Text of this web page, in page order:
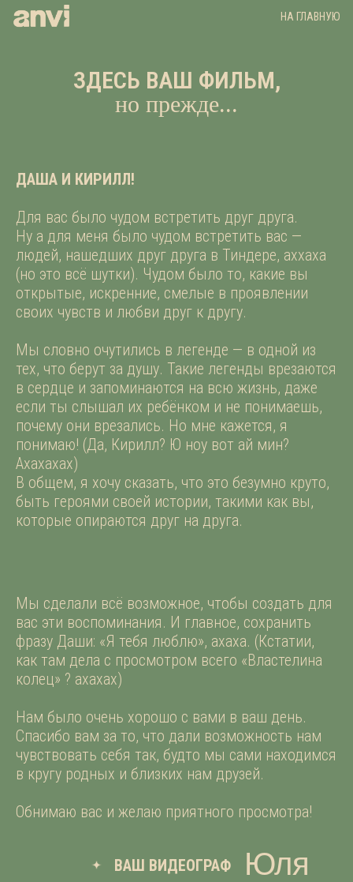
ЗДЕСЬ ВАШ ФИЛЬМ,
но прежде...
ДАША И КИРИЛЛ!
Для вас было чудом встретить друг друга.
Ну а для меня было чудом встретить вас —
людей, нашедших друг друга в Тиндере, аххаха
(но это всё шутки). Чудом было то, какие вы
открытые, искренние, смелые в проявлении
своих чувств и любви друг к другу.
Мы словно очутились в легенде — в одной из
тех, что берут за душу. Такие легенды врезаются
в сердце и запоминаются на всю жизнь, даже
если ты слышал их ребёнком и не понимаешь,
почему они врезались. Но мне кажется, я
понимаю! (Да, Кирилл? Ю ноу вот ай мин?
Ахахахах)
В общем, я хочу сказать, что это безумно круто,
быть героями своей истории, такими как вы,
которые опираются друг на друга.
Мы сделали всё возможное, чтобы создать для
вас эти воспоминания. И главное, сохранить
фразу Даши: «Я тебя люблю», ахаха. (Кстатии,
как там дела с просмотром всего «Властелина
колец» ? ахахах)
Нам было очень хорошо с вами в ваш день.
Спасибо вам за то, что дали возможность нам
чувствовать себя так, будто мы сами находимся
в кругу родных и близких нам друзей.
Обнимаю вас и желаю приятного просмотра!
Юля
ВАШ ВИДЕОГРАФ